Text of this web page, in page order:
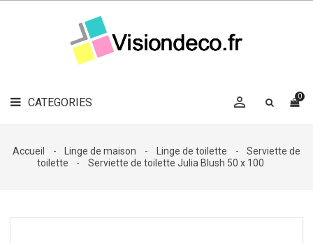
CATEGORIES 0

LE
MAG
DÉCO

DÉCO
Accueil Linge de maison Linge de toilette
Serviette de
toilette
Serviette de toilette Julia Blush 50 x 100